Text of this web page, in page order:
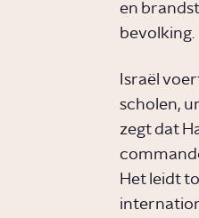
en
bevolking.
Israël
scholen,
zegt dat
Het leidt